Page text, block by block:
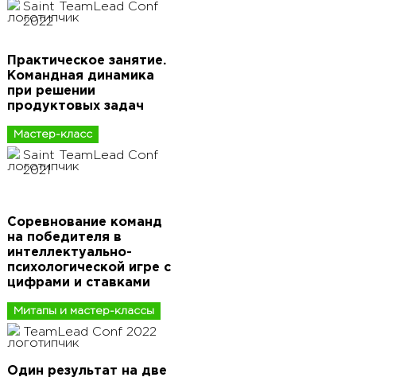
Saint TeamLead Conf
2022
Практическое занятие.
Командная динамика
при решении
продуктовых задач
Мастер-класс
Saint TeamLead Conf
2021
Соревнование команд
на победителя в
интеллектуально-
психологической игре с
цифрами и ставками
Митапы и мастер-классы
TeamLead Conf 2022
Один результат на две